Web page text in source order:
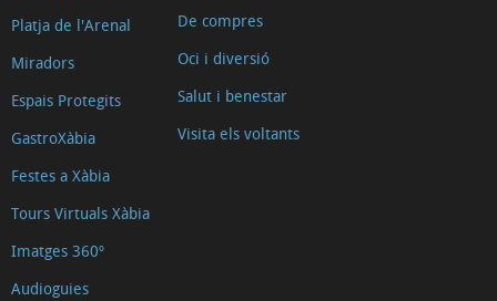
Platja de l'Arenal
Miradors
Espais Protegits
GastroXàbia
Festes a Xàbia
Tours Virtuals Xàbia
Imatges 360º
Audioguies
De compres
Oci i diversió
Salut i benestar
Visita els voltants